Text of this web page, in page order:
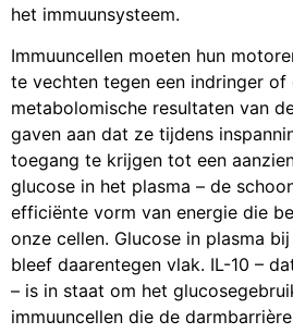
het immuunsysteem.
Immuuncellen moeten hun
te vechten tegen een indringer
metabolomische resultaten van
gaven aan dat ze tijdens
toegang te krijgen tot een
glucose in het plasma – de
efficiënte vorm van energie die
onze cellen. Glucose in plasma
bleef daarentegen vlak. IL-10 –
– is in staat om het
immuuncellen die de